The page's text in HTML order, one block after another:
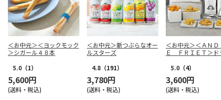
＜お中元＞＜ヨックモック
＞シガール４８本
5.0 （1）
5,600円
(送料・税込)
＜お中元＞新つぶらなオー
ルスターズ
4.8 （191）
3,780円
(送料・税込)
＜お中元＞＜ＡＮ
Ｅ ＦＲＩＥＴ＞ド
5.0 （4）
3,600円
(送料・税込)